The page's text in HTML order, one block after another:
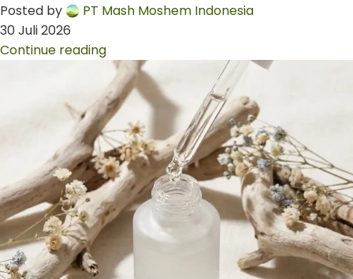
Posted by
PT Mash Moshem Indonesia
30 Juli 2026
Continue reading